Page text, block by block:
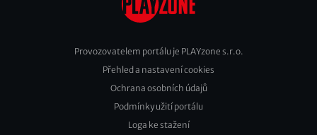
Footer
Provozovatelem portálu je PLAYzone s.r.o.
Přehled a nastavení cookies
Ochrana osobních údajů
Podmínky užití portálu
Loga ke stažení